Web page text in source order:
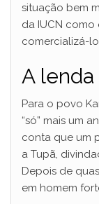
situação bem
da IUCN
comercializá-
A lenda
Para o povo
“só” mais um
conta que um
a Tupã,
Depois de
em homem